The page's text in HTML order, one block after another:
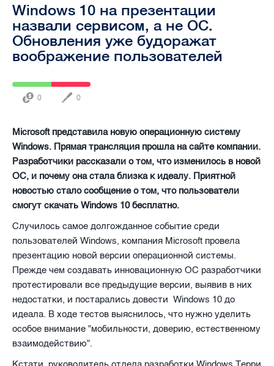
Windows 10 на презентации
назвали сервисом, а не ОС.
Обновления уже будоражат
воображение пользователей
0 0
Microsoft представила новую операционную систему
Windows. Прямая трансляция прошла на сайте компании.
Разработчики рассказали о том, что изменилось в новой
ОС, и почему она стала близка к идеалу. Приятной
новостью стало сообщение о том, что пользователи
смогут скачать Windows 10 бесплатно.
Случилось самое долгожданное событие среди
пользователей Windows, компания Microsoft провела
презентацию новой версии операционной системы.
Прежде чем создавать инновационную ОС разработчики
протестировали все предыдущие версии, выявив в них
недостатки, и постарались довести Windows 10 до
идеала. В ходе тестов выяснилось, что нужно уделить
особое внимание "мобильности, доверию, естественному
взаимодействию".